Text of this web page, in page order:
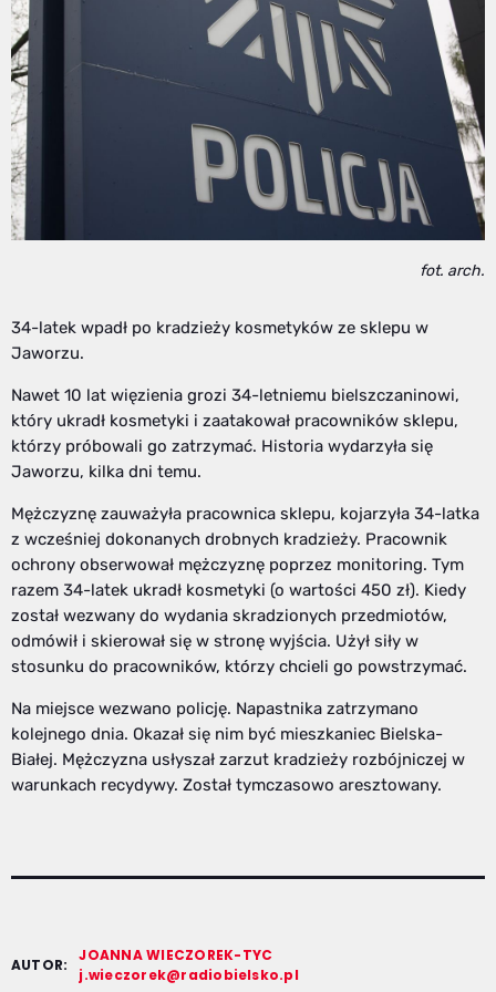
fot. arch.
34-latek wpadł po kradzieży kosmetyków ze sklepu w
Jaworzu.
Nawet 10 lat więzienia grozi 34-letniemu bielszczaninowi,
który ukradł kosmetyki i zaatakował pracowników sklepu,
którzy próbowali go zatrzymać. Historia wydarzyła się
Jaworzu, kilka dni temu.
Mężczyznę zauważyła pracownica sklepu, kojarzyła 34-latka
z wcześniej dokonanych drobnych kradzieży. Pracownik
ochrony obserwował mężczyznę poprzez monitoring. Tym
razem 34-latek ukradł kosmetyki (o wartości 450 zł). Kiedy
został wezwany do wydania skradzionych przedmiotów,
odmówił i skierował się w stronę wyjścia. Użył siły w
stosunku do pracowników, którzy chcieli go powstrzymać.
Na miejsce wezwano policję. Napastnika zatrzymano
kolejnego dnia. Okazał się nim być mieszkaniec Bielska-
Białej. Mężczyzna usłyszał zarzut kradzieży rozbójniczej w
warunkach recydywy. Został tymczasowo aresztowany.
AUTOR:
JOANNA WIECZOREK-TYC
j.wieczorek@radiobielsko.pl